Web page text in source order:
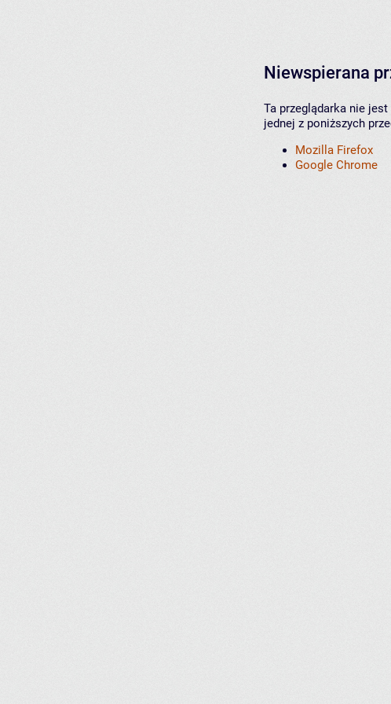
Niewspierana
Ta przeglądarka nie
jednej z poniższych
Mozilla Firefox
Google Chrome